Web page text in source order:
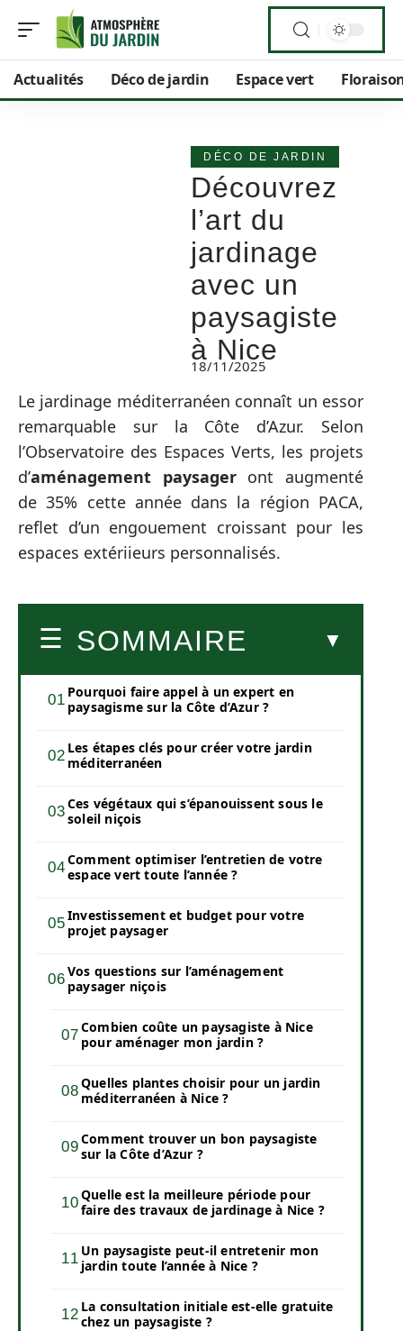
Actualités Déco de jardin Espace vert
DÉCO DE JARDIN
Découvrez
l’art du
jardinage
avec un
paysagiste
à Nice
18/11/2025
Le jardinage méditerranéen connaît un essor
remarquable sur la Côte d’Azur. Selon
l’Observatoire des Espaces Verts, les projets
d’aménagement paysageront augmenté
de 35% cette année dans la région PACA,
reflet d’un engouement croissant pour les
espaces extériieurs personnalisés.
SOMMAIRE
Pourquoi faire appel à un expert en
paysagisme sur la Côte d’Azur ?
Les étapes clés pour créer votre jardin
méditerranéen
Ces végétaux qui s’épanouissent sous le
soleil niçois
Comment optimiser l’entretien de votre
espace vert toute l’année ?
Investissement et budget pour votre
projet paysager
Vos questions sur l’aménagement
paysager niçois
Combien coûte un paysagiste à Nice
pour aménager mon jardin ?
Quelles plantes choisir pour un jardin
méditerranéen à Nice ?
Comment trouver un bon paysagiste
sur la Côte d’Azur ?
Quelle est la meilleure période pour
faire des travaux de jardinage à Nice ?
Un paysagiste peut-il entretenir mon
jardin toute l’année à Nice ?
La consultation initiale est-elle gratuite
chez un paysagiste ?